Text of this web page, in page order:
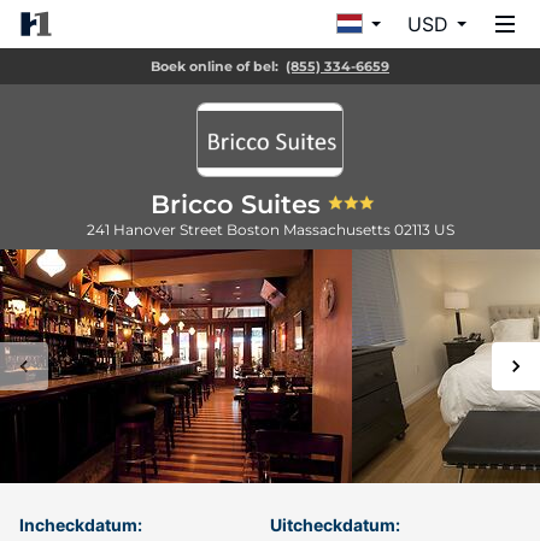
USD
Boek online of bel: (855) 334-6659
Bricco Suites
241 Hanover Street Boston Massachusetts 02113 US
Incheckdatum: Uitcheckdatum: